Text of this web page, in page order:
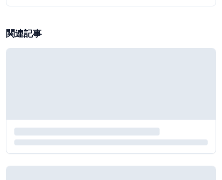
関連記事